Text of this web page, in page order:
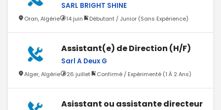
SARL BRIGHT SHINE
Oran, Algérie 14 juin Débutant / Junior (Sans Expérience)
Assistant(e) de Direction (H/F)
Sarl A Deux G
Alger, Algérie 26 juillet Confirmé / Expérimenté (1 À 2 Ans)
Asisstant ou assistante directeur